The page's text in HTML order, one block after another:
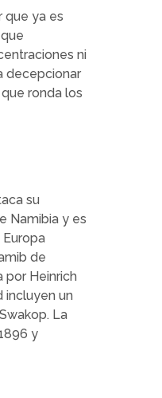
que ya es
ni
decepcionar
ronda los
su
Namibia y es
de
por Heinrich
incluyen un
La
y